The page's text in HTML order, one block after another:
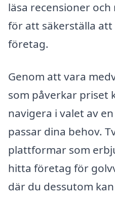
läsa recensioner
för att säkerställa
företag.
Genom att vara
som påverkar priset
navigera i valet av
passar dina behov.
plattformar som
hitta företag för
där du dessutom